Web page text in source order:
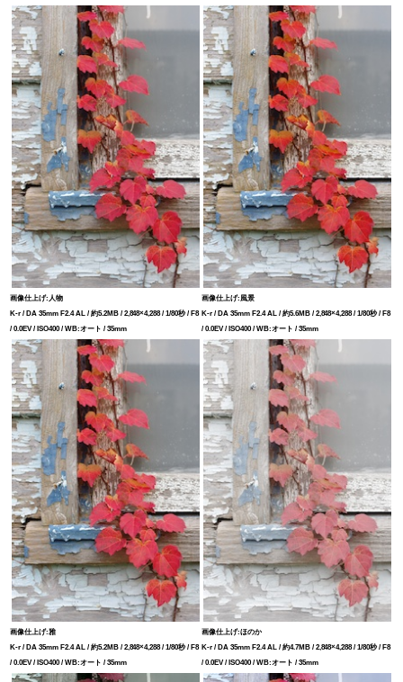
画像仕上げ:人物
K-r / DA 35mm F2.4 AL / 約5.2MB / 2,848×4,288 / 1/80秒 / F8
/ 0.0EV / ISO400 / WB:オート / 35mm
画像仕上げ:風景
K-r / DA 35mm F2.4 AL / 約5.6MB / 2,848×4,288 / 1/80秒 / F8
/ 0.0EV / ISO400 / WB:オート / 35mm
画像仕上げ:雅
K-r / DA 35mm F2.4 AL / 約5.2MB / 2,848×4,288 / 1/80秒 / F8
/ 0.0EV / ISO400 / WB:オート / 35mm
画像仕上げ:ほのか
K-r / DA 35mm F2.4 AL / 約4.7MB / 2,848×4,288 / 1/80秒 / F8
/ 0.0EV / ISO400 / WB:オート / 35mm